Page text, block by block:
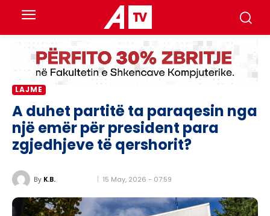
LAJME
A duhet partitë ta paraqesin nga
një emër për president para
zgjedhjeve të qershorit?
By K.B. 15 May, 2026 - 07:59